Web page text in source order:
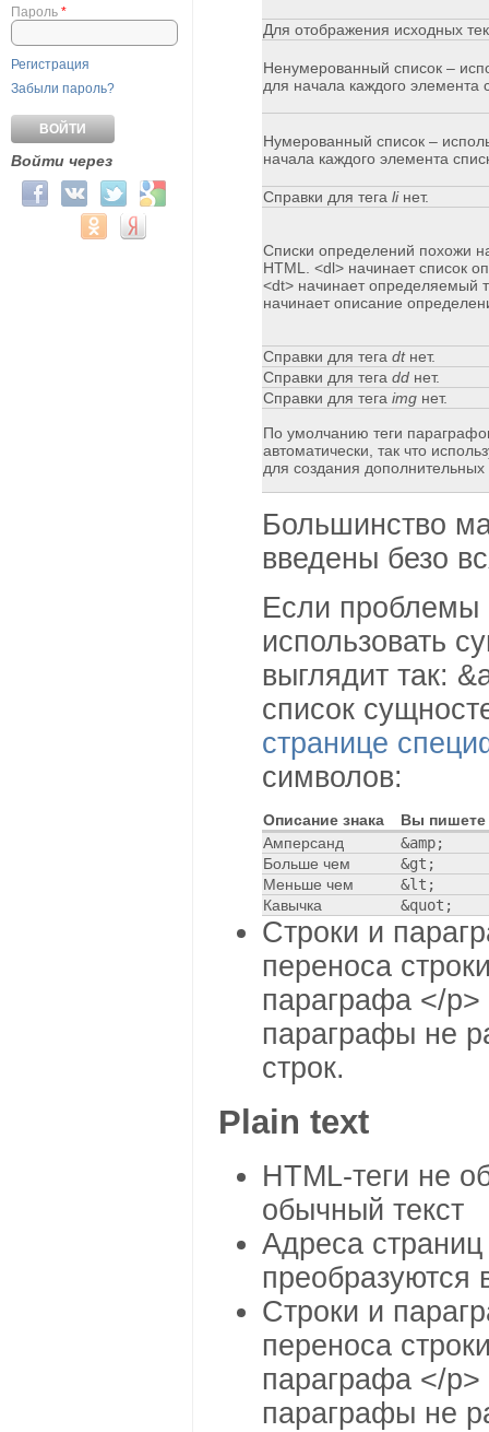
Для отображения исходных
Ненумерованный список –
для начала каждого элемента
Нумерованный список –
начала каждого элемента
Справки для тега liнет.
Списки определений похожи
HTML. <dl> начинает список
<dt> начинает определяемый
начинает описание
Справки для тега dtнет.
Справки для тега dd нет.
Справки для тега img нет.
По умолчанию теги
автоматически, так что
для создания
Большинство
введены безо
Если проблемы
использовать
выглядит так:
список
странице
символов:
Описание знака
Вы пишете
Амперсанд
&amp;
Больше чем
&gt;
Меньше чем
&lt;
Кавычка
&quot;
Строки и
переноса
параграфа </p>
параграфы не
строк.
Plain text
HTML-теги не
обычный текст
Адреса страниц
преобразуются
Строки и
переноса
параграфа </p>
параграфы не
Пароль *
Регистрация
Забыли пароль?
Войти через
Login with Facebook
Login with ВКонтакте
Login with Twitter
Login with Google
Login with Mail.ru
Login with Одноклассники
Login with Яндекс